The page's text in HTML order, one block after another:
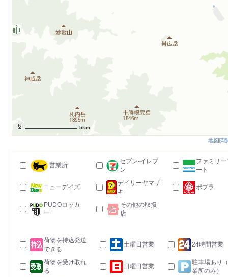
5km
地図閲
営業所
セブン-イレブ
ン
ファミリー
ート
ニューデイズ
デイリーヤマザ
キ
ポプラ
PUDOロッカ
ー
その他の取扱
店
荷物を持込発送
できる
土曜日営業 24時間営業
荷物を受け取れ
る
日曜日営業
駐車場あり
業所のみ）